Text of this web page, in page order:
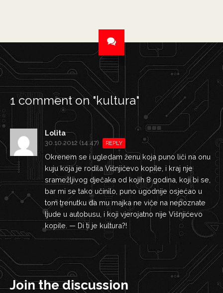
1 comment on "kultura"
Lolita
30.10.2012 (14:47) REPLY
Okrenem se i ugledam ženu koja puno liči na onu
kuju koja je rodila Višnjićevo kopile, i kraj nje
sramežljivog dječaka od kojih 8 godina, koji bi se,
bar mi se tako učinilo, puno ugodnije osjećao u
tom trenutku da mu majka ne viče na nepoznate
ljude u autobusu, i koji vjerojatno nije Višnjićevo
kopile. — Di ti je kultura?!
Join the discussion